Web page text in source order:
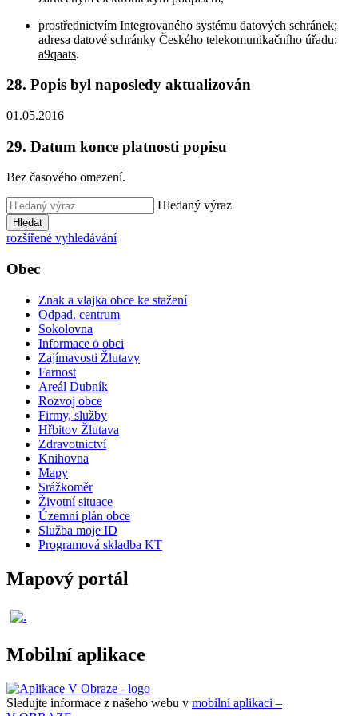
prostřednictvím Integrovaného systému datových schránek;
adresa datové schránky Českého telekomunikačního úřadu:
a9qaats.
28. Popis byl naposledy aktualizován
01.05.2016
29. Datum konce platnosti popisu
Bez časového omezení.
Hledaný výraz
Hledat
rozšířené vyhledávání
Obec
Znak a vlajka obce ke stažení
Odpad. centrum
Sokolovna
Informace o obci
Zajímavosti Žlutavy
Farnost
Areál Dubník
Rozvoj obce
Firmy, služby
Hřbitov Žlutava
Zdravotnictví
Knihovna
Mapy
Srážkoměr
Životní situace
Územní plán obce
Služba moje ID
Programová skladba KT
Mapový portál
Mobilní aplikace
Sledujte informace z našeho webu v mobilní aplikaci –